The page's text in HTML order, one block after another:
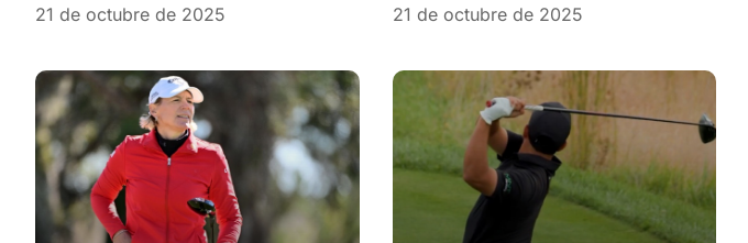
21 de octubre de 2025 21 de octubre de 2025